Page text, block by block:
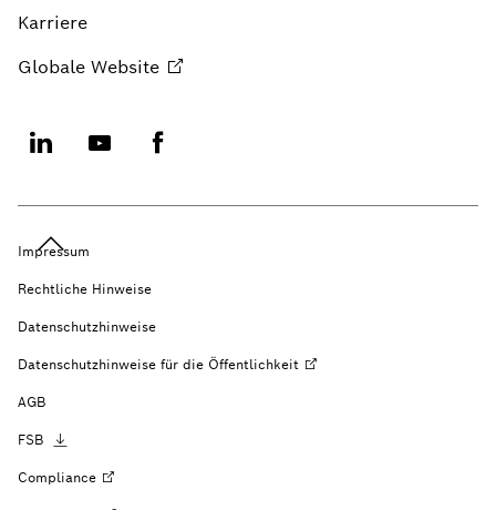
Karriere
Globale Website
Impressum
Rechtliche Hinweise
Datenschutzhinweise
Datenschutzhinweise für die Öffentlichkeit
AGB
FSB
Compliance